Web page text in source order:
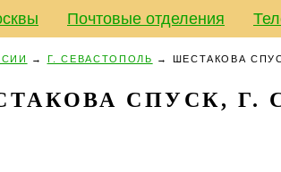
Почтовые отделения
→ Г. СЕВАСТОПОЛЬ → ШЕСТАКОВА
СПУСК, Г.